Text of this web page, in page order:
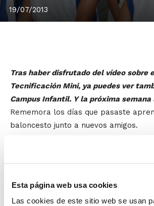
Esta página web usa cookies
Las cookies de este sitio web se usan
19/07/2013
Tras haber disfrutado del vídeo sobre
Tecnificación Mini, ya puedes ver
Campus Infantil. Y la próxima semana
Rememora los días que pasaste
baloncesto junto a nuevos amigos.